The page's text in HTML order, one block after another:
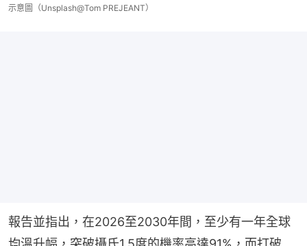
示意圖（Unsplash@Tom PREJEANT）
報告並指出，在2026至2030年間，至少有一年全球